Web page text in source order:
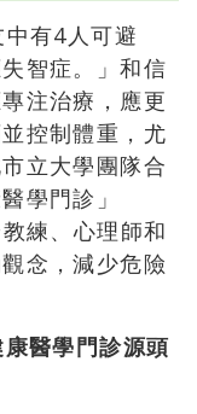
中有4人可避
智症。」和信
注治療，應更
控制體重，尤
立大學團隊合
學門診」
練、心理師和
念，減少危險
醫學門診源頭